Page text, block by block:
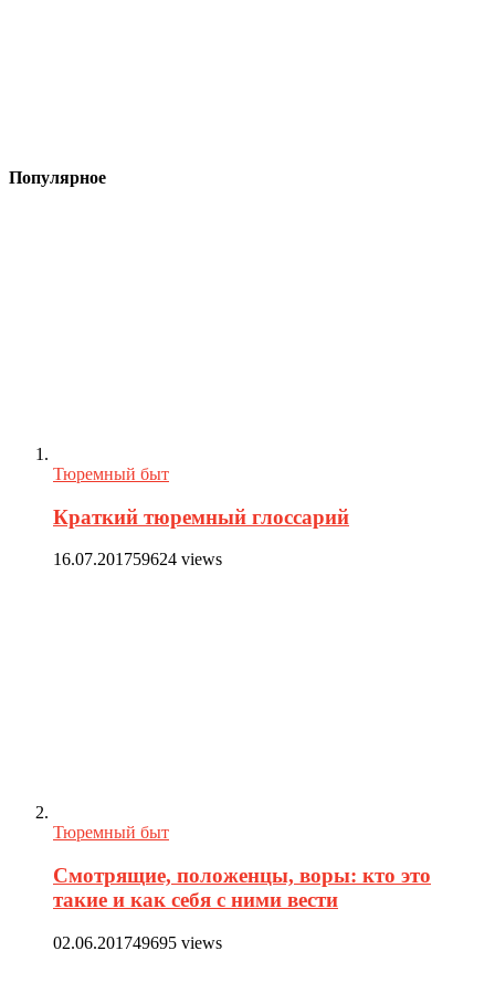
Популярное
Тюремный быт
Краткий тюремный глоссарий
16.07.201759624 views
Тюремный быт
Смотрящие, положенцы, воры: кто это
такие и как себя с ними вести
02.06.201749695 views